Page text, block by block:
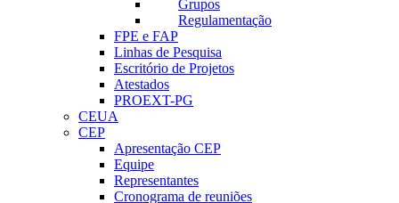
Grupos
Regulamentação
FPE e FAP
Linhas de Pesquisa
Escritório de Projetos
Atestados
PROEXT-PG
CEUA
CEP
Apresentação CEP
Equipe
Representantes
Cronograma de reuniões